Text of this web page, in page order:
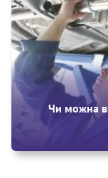
Чи можна